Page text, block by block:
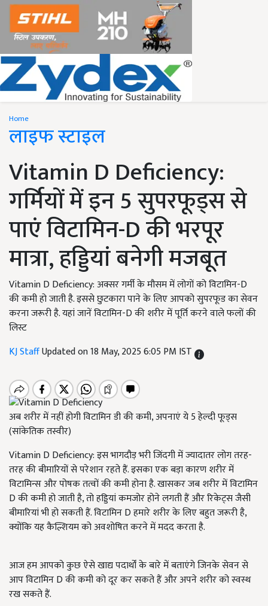
Home
लाइफ स्टाइल
Vitamin D Deficiency:
गर्मियों में इन 5 सुपरफूड्स से
पाएं विटामिन-D की भरपूर
मात्रा, हड्डियां बनेगी मजबूत
Vitamin D Deficiency: अक्सर गर्मी के मौसम में लोगों को विटामिन-D
की कमी हो जाती है. इससे छुटकारा पाने के लिए आपको सुपरफूड का सेवन
करना जरूरी है. यहां जानें विटामिन-D की शरीर में पूर्ति करने वाले फलों की
लिस्ट
KJ StaffUpdated on 18 May, 2025 6:05 PM IST
अब शरीर में नहीं होगी विटामिन डी की कमी, अपनाएं ये 5 हेल्दी फूड्स
(सांकेतिक तस्वीर)
Vitamin D Deficiency: इस भागदौड़ भरी जिंदगी में ज्यादातर लोग तरह-
तरह की बीमारियों से परेशान रहते हैं. इसका एक बड़ा कारण शरीर में
विटामिन्स और पोषक तत्वों की कमी होना है. खासकर जब शरीर में विटामिन
D की कमी हो जाती है, तो हड्डियां कमजोर होने लगती हैं और रिकेट्स जैसी
बीमारियां भी हो सकती हैं. विटामिन D हमारे शरीर के लिए बहुत जरूरी है,
क्योंकि यह कैल्शियम को अवशोषित करने में मदद करता है.
आज हम आपको कुछ ऐसे खाद्य पदार्थों के बारे में बताएंगे जिनके सेवन से
आप विटामिन D की कमी को दूर कर सकते हैं और अपने शरीर को स्वस्थ
रख सकते हैं.